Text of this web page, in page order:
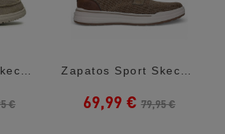
Zapatos Sport Skechers Melson-Volgo Marrón...
€
Zapatos Sport Skechers Slip-Ins Relaxed...
69,99 € 79,95 €